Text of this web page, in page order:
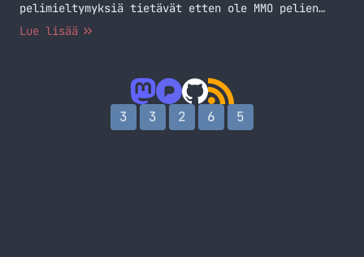
pelimieltymyksiä tietävät etten ole MMO pelien
fani. Olen koittanut WoWia, mutta se ei iskenyt
Lue lisää
3 3 2 6 5